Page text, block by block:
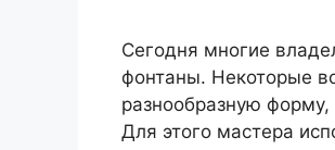
Сегодня многие
фонтаны. Некоторые
разнообразную
Для этого мастера